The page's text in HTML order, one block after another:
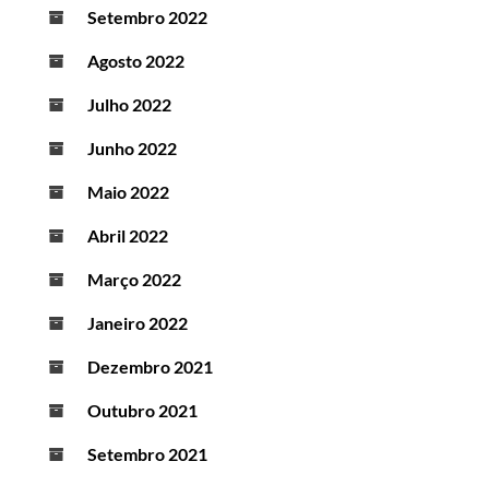
Setembro 2022
Agosto 2022
Julho 2022
Junho 2022
Maio 2022
Abril 2022
Março 2022
Janeiro 2022
Dezembro 2021
Outubro 2021
Setembro 2021